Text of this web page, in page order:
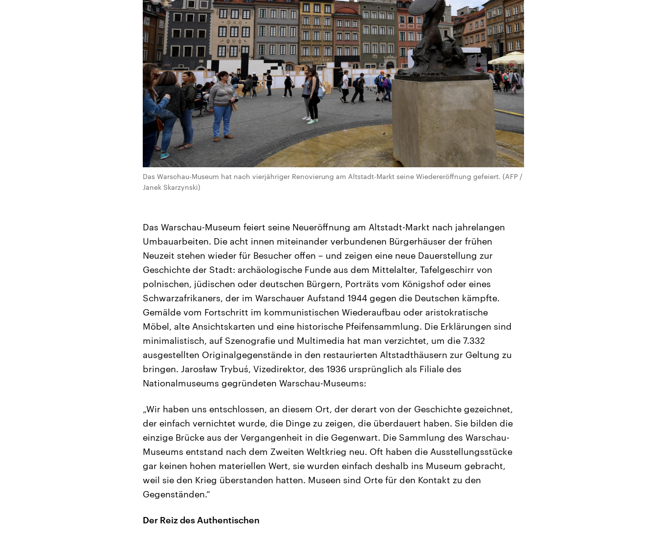
Das Warschau-Museum hat nach vierjähriger Renovierung am Altstadt-Markt seine Wiedereröffnung gefeiert. (AFP /
Janek Skarzynski)
Das Warschau-Museum feiert seine Neueröffnung am Altstadt-Markt nach jahrelangen
Umbauarbeiten. Die acht innen miteinander verbundenen Bürgerhäuser der frühen
Neuzeit stehen wieder für Besucher offen – und zeigen eine neue Dauerstellung zur
Geschichte der Stadt: archäologische Funde aus dem Mittelalter, Tafelgeschirr von
polnischen, jüdischen oder deutschen Bürgern, Porträts vom Königshof oder eines
Schwarzafrikaners, der im Warschauer Aufstand 1944 gegen die Deutschen kämpfte.
Gemälde vom Fortschritt im kommunistischen Wiederaufbau oder aristokratische
Möbel, alte Ansichtskarten und eine historische Pfeifensammlung. Die Erklärungen sind
minimalistisch, auf Szenografie und Multimedia hat man verzichtet, um die 7.332
ausgestellten Originalgegenstände in den restaurierten Altstadthäusern zur Geltung zu
bringen. Jarosław Trybuś, Vizedirektor, des 1936 ursprünglich als Filiale des
Nationalmuseums gegründeten Warschau-Museums:
„Wir haben uns entschlossen, an diesem Ort, der derart von der Geschichte gezeichnet,
der einfach vernichtet wurde, die Dinge zu zeigen, die überdauert haben. Sie bilden die
einzige Brücke aus der Vergangenheit in die Gegenwart. Die Sammlung des Warschau-
Museums entstand nach dem Zweiten Weltkrieg neu. Oft haben die Ausstellungsstücke
gar keinen hohen materiellen Wert, sie wurden einfach deshalb ins Museum gebracht,
weil sie den Krieg überstanden hatten. Museen sind Orte für den Kontakt zu den
Gegenständen.“
Der Reiz des Authentischen